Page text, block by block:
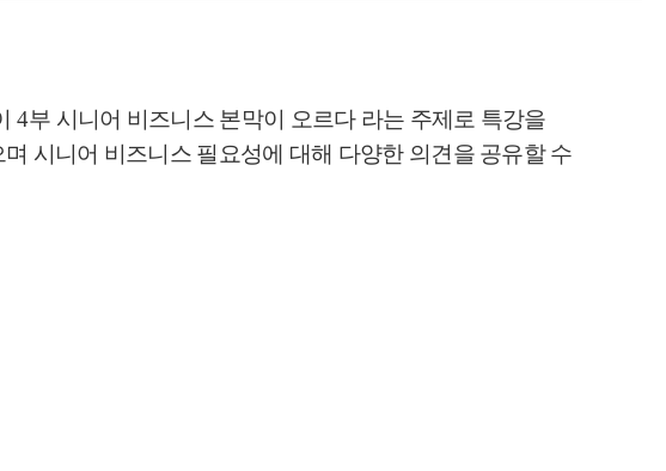
4부 시니어 비즈니스 본막이 오르다 라는 주제로 특강을
시니어 비즈니스 필요성에 대해 다양한 의견을 공유할 수